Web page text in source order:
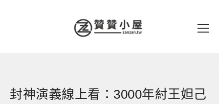
封神演義線上看：3000年紂王妲己